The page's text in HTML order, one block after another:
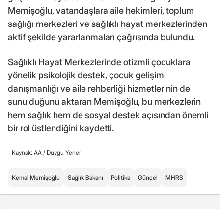
Memişoğlu, vatandaşlara aile hekimleri, toplum
sağlığı merkezleri ve sağlıklı hayat merkezlerinden
aktif şekilde yararlanmaları çağrısında bulundu.
Sağlıklı Hayat Merkezlerinde otizmli çocuklara
yönelik psikolojik destek, çocuk gelişimi
danışmanlığı ve aile rehberliği hizmetlerinin de
sunulduğunu aktaran Memişoğlu, bu merkezlerin
hem sağlık hem de sosyal destek açısından önemli
bir rol üstlendiğini kaydetti.
Kaynak: AA / Duygu Yener
Kemal Memişoğlu Sağlık Bakanı Politika Güncel MHRS